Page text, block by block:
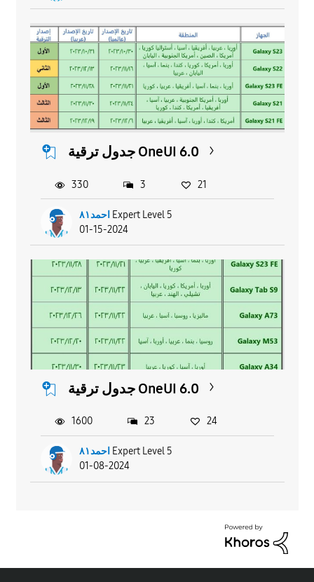
جدول ترقية OneUI 6.0
احمد٨١ Expert Level 5
01-15-2024
330 3 21
جدول ترقية OneUI 6.0
احمد٨١ Expert Level 5
01-08-2024
1600 23 24